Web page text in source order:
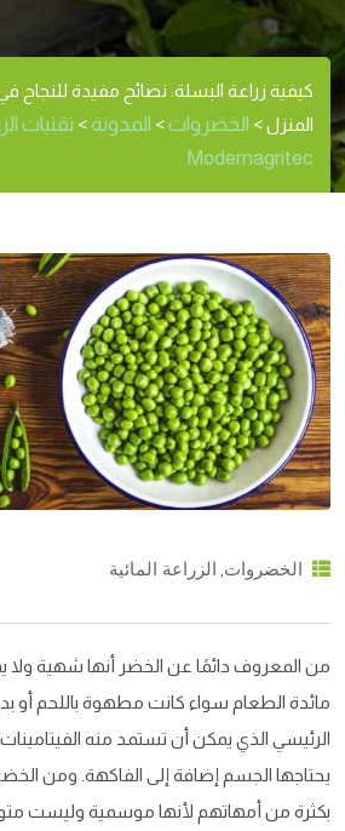
كيفية زراعة البسلة: نصائح مفيدة للنجاح
المنزل> الخضروات> المدونة> تقنيات
Modernagritec
الخضروات الزراعة المائية
من المعروف دائمًا عن الخضر أنها شهية ولا
مائدة الطعام سواء كانت مطهوة باللحم أو
الرئيسي الذي يمكن أن تستمد منه الفيتامينات
يحتاجها الجسم إضافة إلى الفاكهة. ومن
بكثرة من أمهاتهم لأنها موسمية وليست